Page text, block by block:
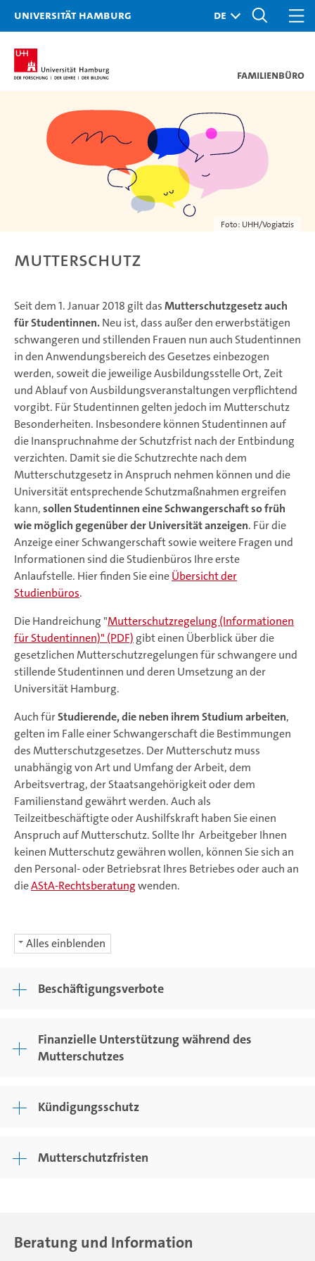
Universität Hamburg
Familienbüro
Foto: UHH/Vogiatzis
Mutterschutz
Seit dem 1. Januar 2018 gilt dasMutterschutzgesetz auch
für Studentinnen.Neu ist, dass außer den erwerbstätigen
schwangeren und stillenden Frauen nun auch Studentinnen
in den Anwendungsbereich des Gesetzes einbezogen
werden, soweit die jeweilige Ausbildungsstelle Ort, Zeit
und Ablauf von Ausbildungsveranstaltungen verpflichtend
vorgibt. Für Studentinnen gelten jedoch im Mutterschutz
Besonderheiten. Insbesondere können Studentinnen auf
die Inanspruchnahme der Schutzfrist nach der Entbindung
verzichten. Damit sie die Schutzrechte nach dem
Mutterschutzgesetz in Anspruch nehmen können und die
Universität entsprechende Schutzmaßnahmen ergreifen
kann,sollen Studentinnen eine Schwangerschaft so früh
wie möglich gegenüber der Universität anzeigen. Für die
Anzeige einer Schwangerschaft sowie weitere Fragen und
Informationen sind die Studienbüros Ihre erste
Anlaufstelle. Hier finden Sie eineÜbersicht der
Studienbüros.
Die Handreichung "Mutterschutzregelung (Informationen
für Studentinnen)" (PDF) gibt einen Überblick über die
gesetzlichen Mutterschutzregelungen für schwangere und
stillende Studentinnen und deren Umsetzung an der
Universität Hamburg.
Auch fürStudierende, die neben ihrem Studium arbeiten,
gelten im Falle einer Schwangerschaft die Bestimmungen
des Mutterschutzgesetzes. Der Mutterschutz muss
unabhängig von Art und Umfang der Arbeit, dem
Arbeitsvertrag, der Staatsangehörigkeit oder dem
Familienstand gewährt werden. Auch als
Teilzeitbeschäftigte oder Aushilfskraft haben Sie einen
Anspruch auf Mutterschutz. Sollte Ihr Arbeitgeber Ihnen
keinen Mutterschutz gewähren wollen, können Sie sich an
den Personal- oder Betriebsrat Ihres Betriebes oder auch an
dieAStA-Rechtsberatungwenden.
Alles einblenden
Beschäftigungsverbote
Finanzielle Unterstützung während des
Mutterschutzes
Kündigungsschutz
Mutterschutzfristen
Beratung und Information